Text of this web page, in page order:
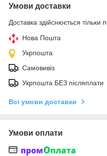
Умови доставки
Доставка здійснюється тільки
Нова Пошта
Укрпошта
Самовивіз
Укрпошта БЕЗ післяплати
Всі умови доставки
Умови оплати